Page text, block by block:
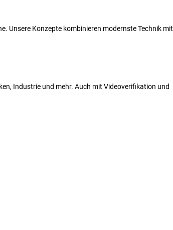
Unsere Konzepte kombinieren modernste Technik mit
Industrie und mehr. Auch mit Videoverifikation und